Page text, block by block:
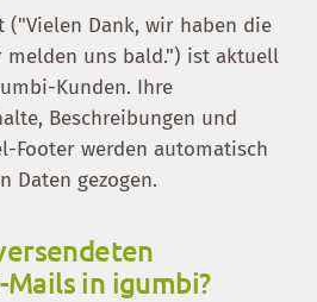
("Vielen Dank, wir haben die
melden uns bald.") ist aktuell
Kunden. Ihre
Beschreibungen und
Footer werden automatisch
Daten gezogen.
in igumbi?